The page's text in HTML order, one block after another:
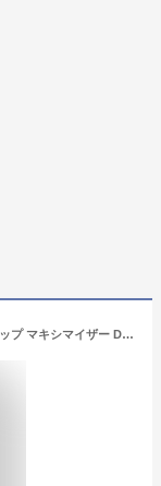
【ラッピング済み】ディオール アディクト リップ マキシマイザー DIOR リップクリーム リップケア ティント ティントリップ コスメ 下地 010/ホロピンク 母の日 1個 (x 1)